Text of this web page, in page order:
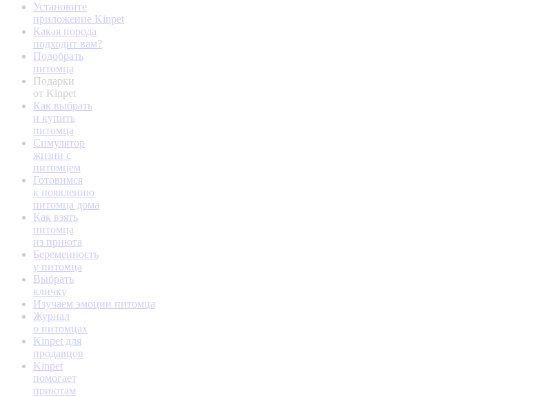
Установите
приложение Kinpet
Какая порода
подходит вам?
Подобрать
питомца
Подарки
от Kinpet
Как выбрать
и купить
питомца
Симулятор
жизни с
питомцем
Готовимся
к появлению
питомца дома
Как взять
питомца
из приюта
Беременность
у питомца
Выбрать
кличку
Изучаем эмоции питомца
Журнал
о питомцах
Kinpet для
продавцов
Kinpet
помогает
приютам